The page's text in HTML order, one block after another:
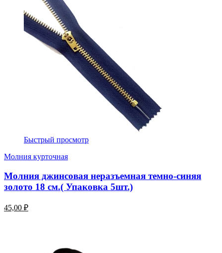
Быстрый просмотр
Молния курточная
Молния джинсовая неразъемная темно-синяя
золото 18 см.( Упаковка 5шт.)
45,00 ₽